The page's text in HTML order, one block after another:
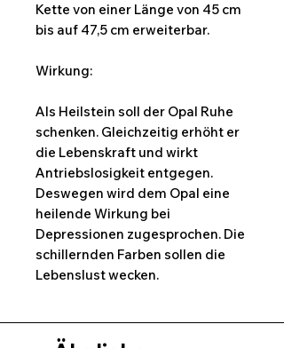
Kette von einer Länge von 45 cm
bis auf 47,5 cm erweiterbar.
Wirkung:
Als Heilstein soll der Opal Ruhe
schenken. Gleichzeitig erhöht er
die Lebenskraft und wirkt
Antriebslosigkeit entgegen.
Deswegen wird dem Opal eine
heilende Wirkung bei
Depressionen zugesprochen. Die
schillernden Farben sollen die
Lebenslust wecken.